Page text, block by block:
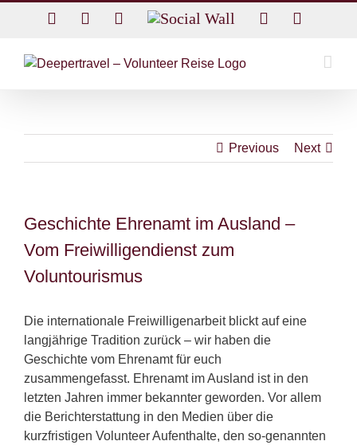
Facebook
Twitter Instagram
Social
Previous Next
Geschichte Ehrenamt im Ausland –
Vom Freiwilligendienst zum
Voluntourismus
Die internationale Freiwilligenarbeit blickt auf eine
langjährige Tradition zurück – wir haben die
Geschichte vom Ehrenamt für euch
zusammengefasst. Ehrenamt im Ausland ist in den
letzten Jahren immer bekannter geworden. Vor allem
die Berichterstattung in den Medien über die
kurzfristigen Volunteer Aufenthalte, den so-genannten